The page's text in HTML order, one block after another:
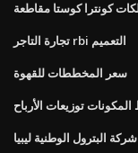
كونترا كوستا مقاطعة
تجارة التاجر rbi التعميم
سعر المخططات للقهوة
توزيعات الأرباح
شركة البترول الوطنية ليبيا